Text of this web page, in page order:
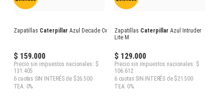
Zapatillas Caterpillar Azul Decade Cvs
$ 159.000
Precio sin impuestos nacionales: $
131.405
6 cuotas SIN INTERÉS de $26.500
TEA: 0%
Zapatillas Caterpillar Azul Intruder
Lite M
$ 129.000
Precio sin impuestos nacionales: $
106.612
6 cuotas SIN INTERÉS de $21.500
TEA: 0%